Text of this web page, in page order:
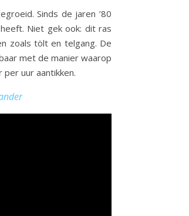
Sinds de jaren ’80
Niet gek ook: dit ras
zoals tölt en telgang. De
met de manier waarop
uur aantikken.